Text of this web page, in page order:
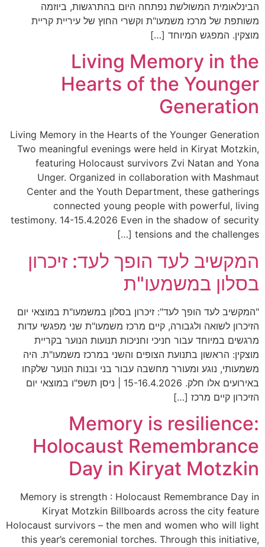
המשולשת נפתחה היום בהתרגשות, ביוזמה
של מרכז משמעו"ת וקשרי החוץ של עיריית קריית
המפגש המיוחד […]
Living Memory in
Hearts of the
Living Memory in the Hearts of the Younger
Two meaningful evenings were held in Kiryat
featuring Holocaust survivors Zvi Natan and
Unger. Organized in collaboration with
Center and the Youth Department, these
connected young people with powerful,
testimony. 14-15.4.2026 Even in the shadow of
tensions and the challenges
לעד הופך לעד: זיכרון
במשמעו"ת
לעד הופך לעד": זיכרון בסלון במשמעו"ת במוצאי יום
לשואה ולגבורה, קיים מרכז משמעו"ת שני מפגשי עדות
במיוחד עבור חניכי וחניכות תנועות הנוער בקריית
הראשון בתנועת הצופים והשני במרכז משמעו"ת. היה
נוגע ומעורר מחשבה עבור בני ובנות הנוער שלקחו
באירועים אלו חלק. 15-16.4.2026 | ניסן תשפ"ו במוצאי יום
קיים מרכז […]
Memory is
Holocaust
Day in Kiryat
Memory is strength : Holocaust Remembrance Day
Kiryat Motzkin Billboards across the city
Holocaust survivors – the men and women who will
this year’s ceremonial torches. Through this